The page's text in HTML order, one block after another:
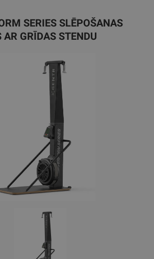
SERIES SLĒPOŠANAS
AR GRĪDAS STENDU